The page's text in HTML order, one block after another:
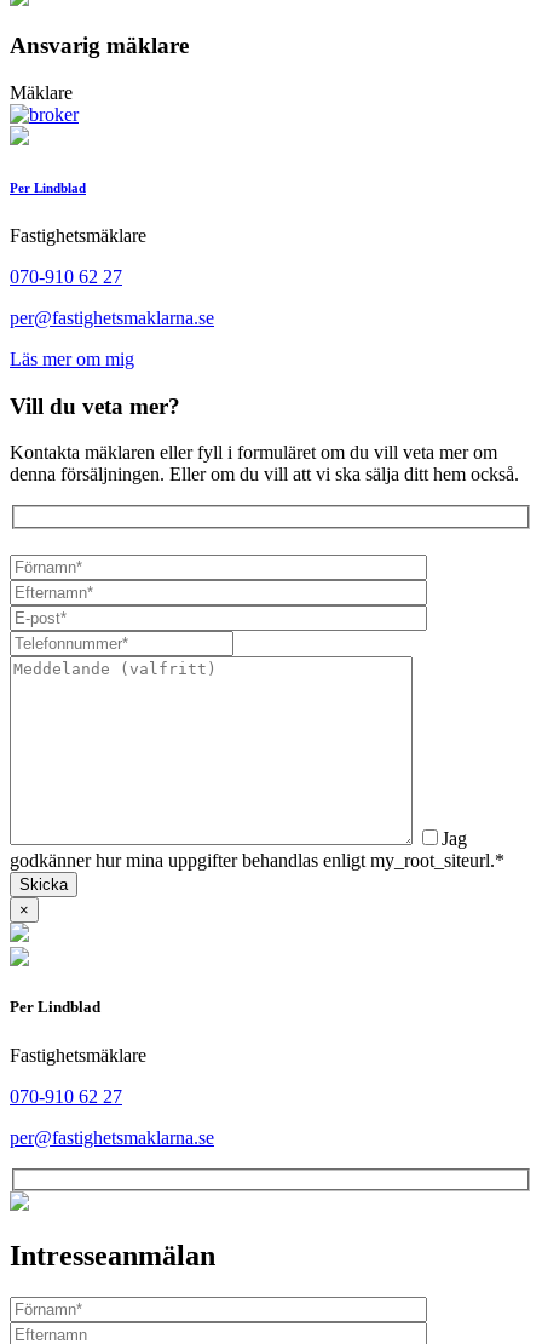
Ansvarig mäklare
Mäklare
Per Lindblad
Fastighetsmäklare
070-910 62 27
per@fastighetsmaklarna.se
Läs mer om mig
Vill du veta mer?
Kontakta mäklaren eller fyll i formuläret om du vill veta mer om
denna försäljningen. Eller om du vill att vi ska sälja ditt hem också.
Jag
godkänner hur mina uppgifter behandlas enligt my_root_siteurl.*
×
Per Lindblad
Fastighetsmäklare
070-910 62 27
per@fastighetsmaklarna.se
Intresseanmälan